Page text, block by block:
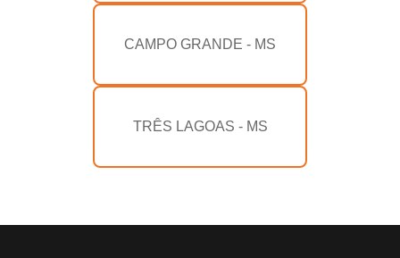
CAMPO GRANDE - MS
TRÊS LAGOAS - MS